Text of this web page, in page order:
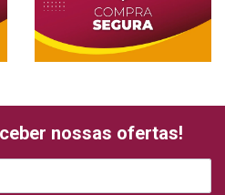
nossas ofertas!